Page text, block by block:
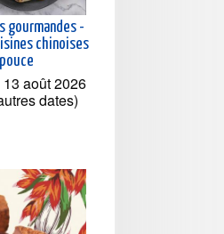
gourmandes -
chinoises
août 2026
dates)